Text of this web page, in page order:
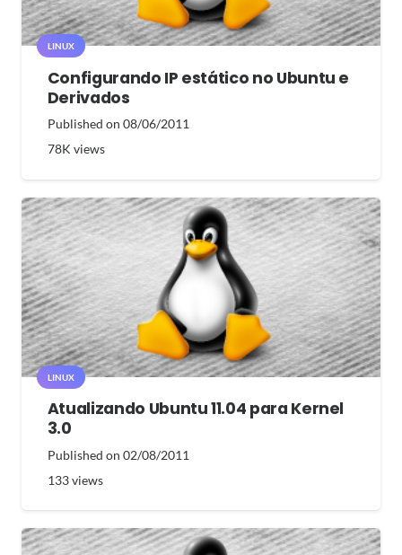
LINUX
Configurando IP estático no Ubuntu e
Derivados
Published on 08/06/2011
78K views
LINUX
Atualizando Ubuntu 11.04 para Kernel
3.0
Published on 02/08/2011
133views